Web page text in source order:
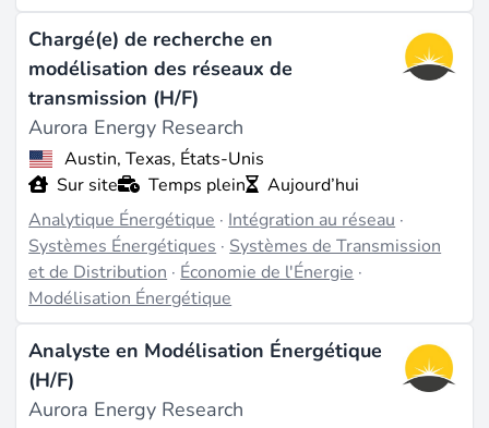
Chargé(e) de recherche en
modélisation des réseaux de
transmission (H/F)
Aurora Energy Research
Austin, Texas, États-Unis
Sur site
Temps plein
Aujourd’hui
Analytique Énergétique · Intégration au réseau ·
Systèmes Énergétiques · Systèmes de Transmission
et de Distribution · Économie de l'Énergie ·
Modélisation Énergétique
Analyste en Modélisation Énergétique
(H/F)
Aurora Energy Research